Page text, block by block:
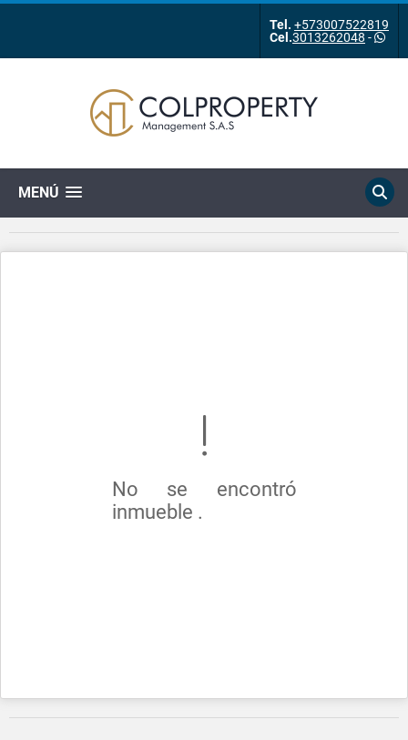
Tel. +573007522819
Cel.3013262048 -
MENÚ
No se encontró
inmueble .